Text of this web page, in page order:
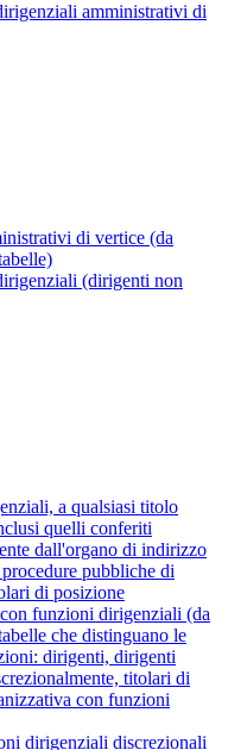
amministrativi di
di vertice (da
(dirigenti non
a qualsiasi titolo
quelli conferiti
dall'organo di indirizzo
pubbliche di
di posizione
funzioni dirigenziali (da
che distinguano le
dirigenti, dirigenti
titolari di
con funzioni
dirigenziali discrezionali